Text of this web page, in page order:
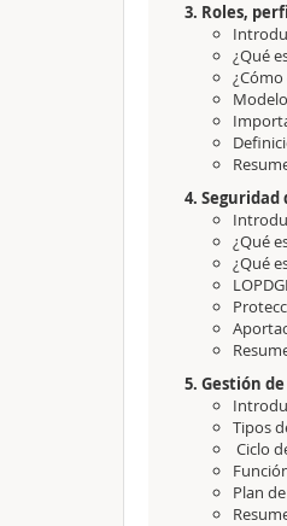
3. Roles,
¿Qué
4. Seguridad
¿Qué
¿Qué
5. Gestión
Tipos
Ciclo
Plan